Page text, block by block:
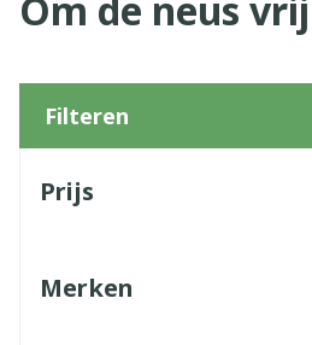
Filteren
Prijs
Merken